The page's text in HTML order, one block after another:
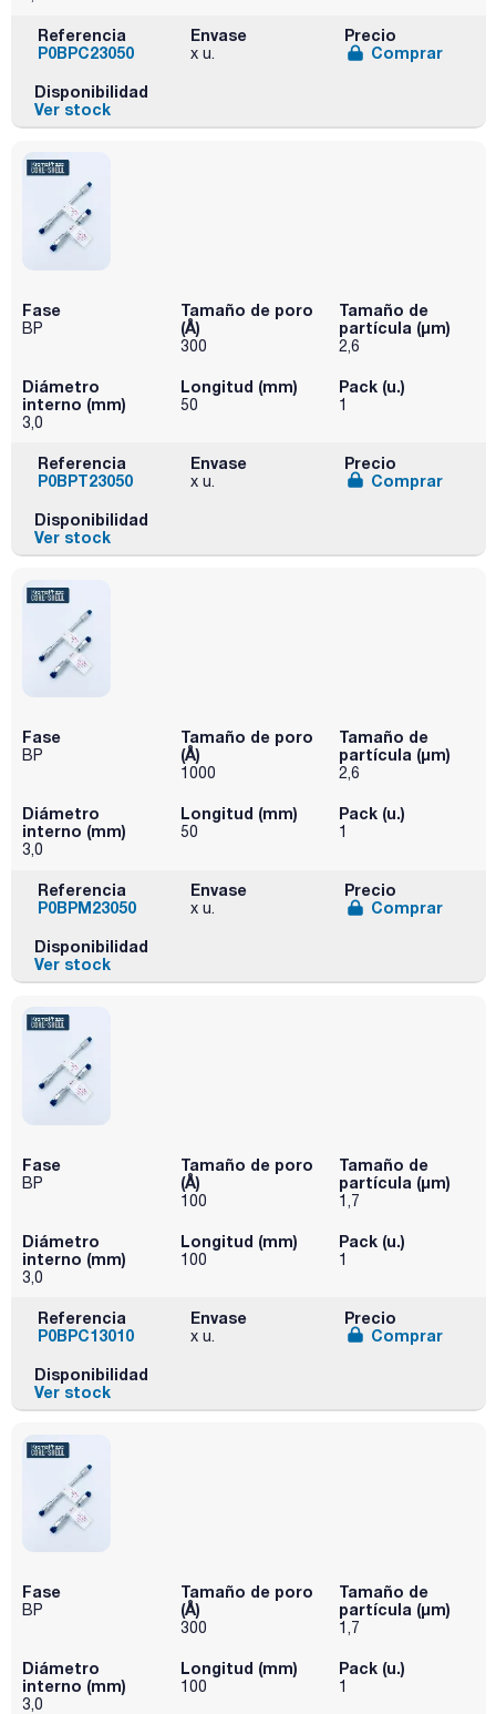
Referencia
P0BPC23050
Envase
x u.
Precio
Comprar
Disponibilidad
Ver stock
Fase
BP
Tamaño de poro
(Å)
300
Tamaño de
partícula (μm)
2,6
Diámetro
interno (mm)
3,0
Longitud (mm)
50
Pack (u.)
1
Referencia
P0BPT23050
Envase
x u.
Precio
Comprar
Disponibilidad
Ver stock
Fase
BP
Tamaño de poro
(Å)
1000
Tamaño de
partícula (μm)
2,6
Diámetro
interno (mm)
3,0
Longitud (mm)
50
Pack (u.)
1
Referencia
P0BPM23050
Envase
x u.
Precio
Comprar
Disponibilidad
Ver stock
Fase
BP
Tamaño de poro
(Å)
100
Tamaño de
partícula (μm)
1,7
Diámetro
interno (mm)
3,0
Longitud (mm)
100
Pack (u.)
1
Referencia
P0BPC13010
Envase
x u.
Precio
Comprar
Disponibilidad
Ver stock
Fase
BP
Tamaño de poro
(Å)
300
Tamaño de
partícula (μm)
1,7
Diámetro
interno (mm)
3,0
Longitud (mm)
100
Pack (u.)
1